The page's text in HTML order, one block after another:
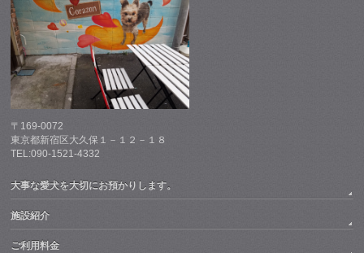
〒169-0072
東京都新宿区大久保１－１２－１８
TEL:090-1521-4332
大事な愛犬を大切にお預かりします。
施設紹介
ご利用料金